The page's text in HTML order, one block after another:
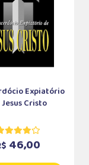
Expiatório
Cristo
46,00